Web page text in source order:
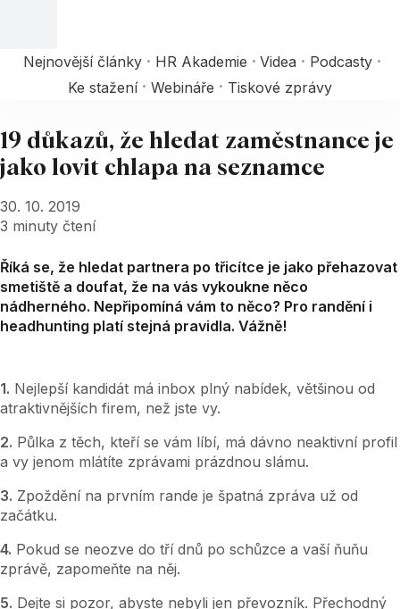
Nejnovější články HR Akademie Videa
Podcasty
Ke stažení
Webináře Tiskové zprávy
19 důkazů, že hledat zaměstnance je
jako lovit chlapa na seznamce
30. 10. 2019
3 minuty čtení
Říká se, že hledat partnera po třicítce je jako přehazovat
smetiště a doufat, že na vás vykoukne něco
nádherného. Nepřipomíná vám to něco? Pro randění i
headhunting platí stejná pravidla. Vážně!
1. Nejlepší kandidát má inbox plný nabídek, většinou od
atraktivnějších firem, než jste vy.
2. Půlka z těch, kteří se vám líbí, má dávno neaktivní profil
a vy jenom mlátíte zprávami prázdnou slámu.
3. Zpoždění na prvním rande je špatná zpráva už od
začátku.
4. Pokud se neozve do tří dnů po schůzce a vaší ňuňu
zprávě, zapomeňte na něj.
5. Dejte si pozor, abyste nebyli jen převozník. Přechodný